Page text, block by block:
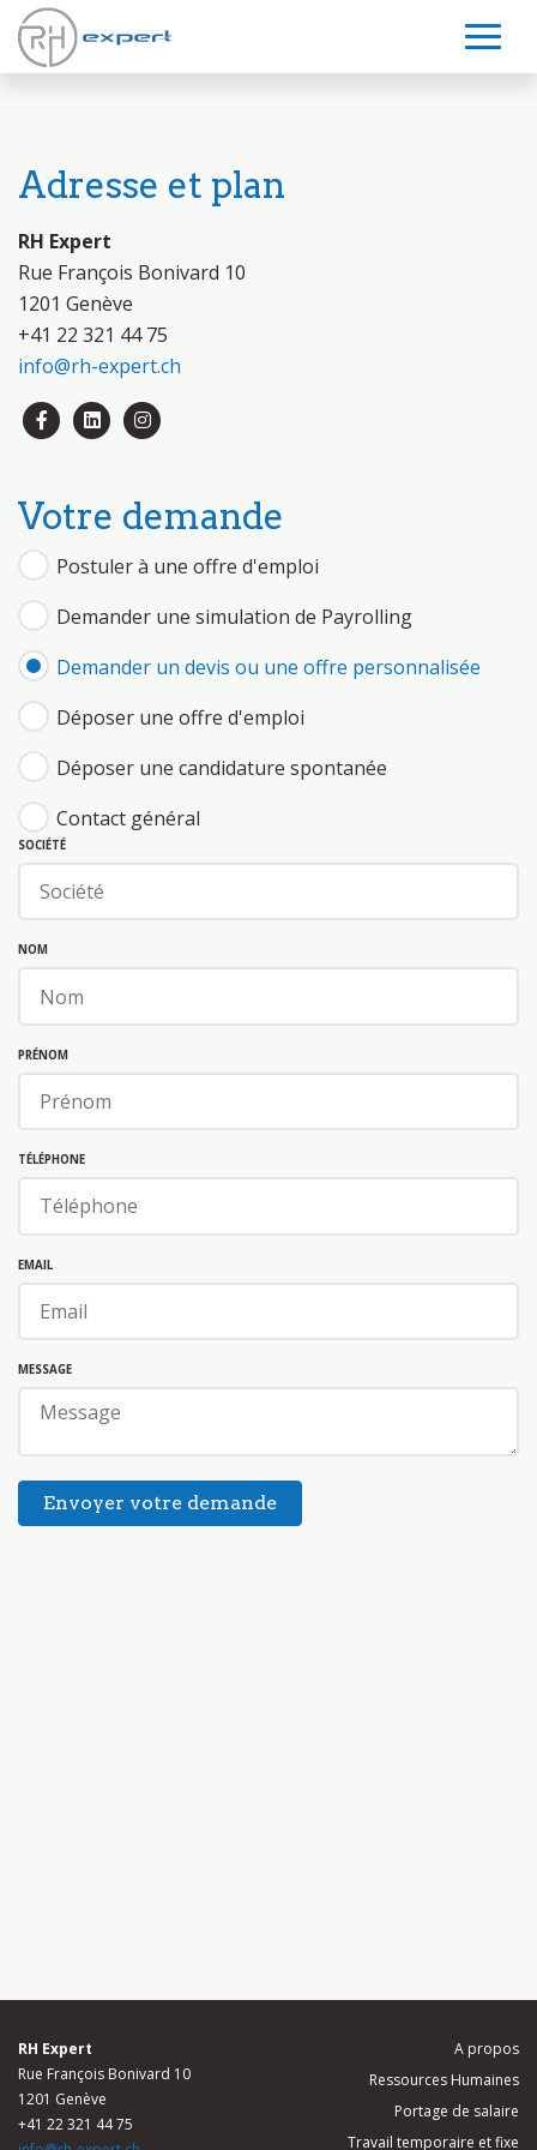
Adresse et plan
RH Expert
Rue François Bonivard 10
1201 Genève
+41 22 321 44 75
info@rh-expert.ch
Votre demande
Postuler à une offre d'emploi
Demander une simulation de Payrolling
Demander un devis ou une offre personnalisée
Déposer une offre d'emploi
Déposer une candidature spontanée
Contact général
SOCIÉTÉ
NOM
PRÉNOM
TÉLÉPHONE
EMAIL
MESSAGE
Envoyer votre demande
RH Expert
Rue François Bonivard 10
1201 Genève
+41 22 321 44 75
A propos
Ressources Humaines
Portage de salaire
Travail temporaire et fixe